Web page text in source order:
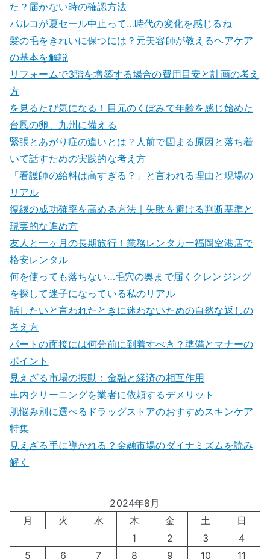
た？届かない時の確認方法
パルコが夏セール中止って…時代の変化を感じるね
髪の毛をきれいに保つには？元美容師が教えるヘアケア
の基本を解説
リフォームで3階を増築する場合の費用目安と計画の考え
方
を見るたび気になる！目元のくぼみで年齢を感じ始めた
台風の卵、九州に備える
緊張とあがり症の違いとは？人前で固まる原因と落ち着
いて話すための実践的な考え方
「看護師の給料は高すぎる？」と言われる理由と現場の
リアル
復縁の成功確率を高める方法｜失敗を避ける判断基準と
現実的な進め方
友人と一ヶ月の長期旅行！業務レンタカー福岡空港店で
格安レンタル
何を使っても落ちない…毛穴の奥まで届くクレンジング
を探して迷子になっている私のリアル
話したいと言われたときに迷わないための自然な返しの
考え方
パートの面接には何分前に到着すべき？準備とマナーの
ポイント
見えざる市場の振動：金融と経済の相互作用
車内クリーニングを業者に依頼するデメリット
肌悩み別に選べるドラッグストアのおすすめスキンケア
特集
見えざる手に導かれる？金融市場のダイナミズムを読み
解く
2024年8月
月
火 水 木 金 土
日
1
2 3
4
5
6 7 8 9 10 11